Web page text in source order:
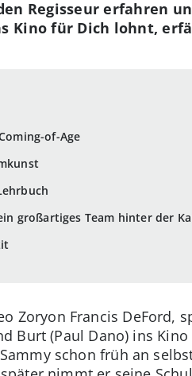
of-Age
großartiges Team hinter der
Regisseur erfahren
Kino für Dich lohnt,
Zoryon Francis DeFord,
Burt (Paul Dano) ins
schon früh an